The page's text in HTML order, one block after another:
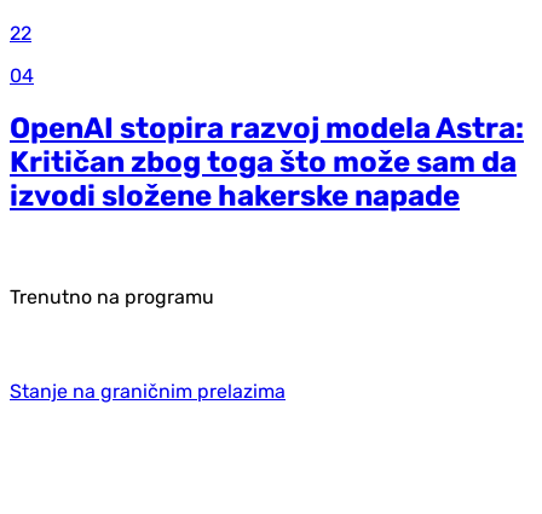
22
04
OpenAI stopira razvoj modela Astra:
Kritičan zbog toga što može sam da
izvodi složene hakerske napade
Trenutno na programu
Stanje na graničnim prelazima